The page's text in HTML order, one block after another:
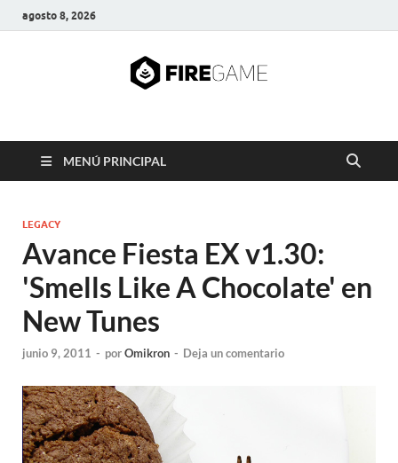
agosto 8, 2026
FIRE GAME
MENÚ PRINCIPAL
LEGACY
Avance Fiesta EX v1.30:
'Smells Like A Chocolate' en
New Tunes
junio 9, 2011 - porOmikron - Deja un comentario